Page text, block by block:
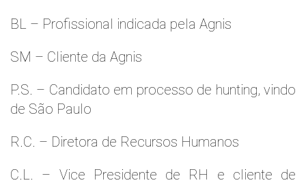
BL – Profissional indicada pela Agnis
SM – Cliente da Agnis
P.S. – Candidato em processo de hunting, vindo
de São Paulo
R.C. – Diretora de Recursos Humanos
C.L. – Vice Presidente de RH e cliente de